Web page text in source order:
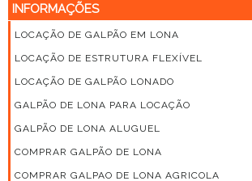
INFORMAÇÕES
LOCAÇÃO DE GALPÃO EM LONA
LOCAÇÃO DE ESTRUTURA FLEXÍVEL
LOCAÇÃO DE GALPÃO LONADO
GALPÃO DE LONA PARA LOCAÇÃO
GALPÃO DE LONA ALUGUEL
COMPRAR GALPÃO DE LONA
COMPRAR GALPAO DE LONA AGRICOLA